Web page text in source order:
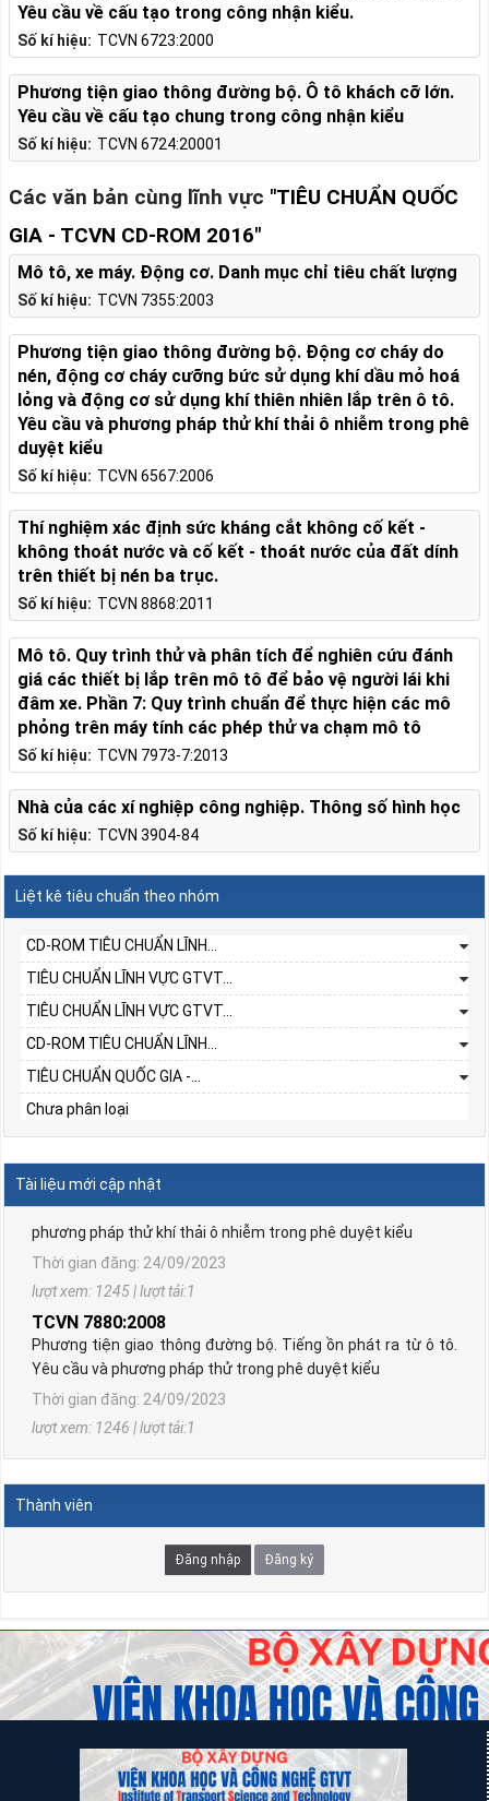
Số kí hiệu: TCVN 6723:2000
Yêu cầu về cấu tạo trong công nhận kiểu.
Số kí hiệu: TCVN 6724:20001
Phương tiện giao thông đường bộ. Ô tô khách cỡ lớn.
Yêu cầu về cấu tạo chung trong công nhận kiểu
Các văn bản cùng lĩnh vực "TIÊU CHUẨN QUỐC
GIA - TCVN CD-ROM 2016"
Số kí hiệu: TCVN 7355:2003
Mô tô, xe máy. Động cơ. Danh mục chỉ tiêu chất lượng
Số kí hiệu: TCVN 6567:2006
Phương tiện giao thông đường bộ. Động cơ cháy do
nén, động cơ cháy cưỡng bức sử dụng khí dầu mỏ hoá
lỏng và động cơ sử dụng khí thiên nhiên lắp trên ô tô.
Yêu cầu và phương pháp thử khí thải ô nhiễm trong phê
duyệt kiểu
Số kí hiệu: TCVN 8868:2011
Thí nghiệm xác định sức kháng cắt không cố kết -
không thoát nước và cố kết - thoát nước của đất dính
trên thiết bị nén ba trục.
Số kí hiệu: TCVN 7973-7:2013
Mô tô. Quy trình thử và phân tích để nghiên cứu đánh
giá các thiết bị lắp trên mô tô để bảo vệ người lái khi
đâm xe. Phần 7: Quy trình chuẩn để thực hiện các mô
phỏng trên máy tính các phép thử va chạm mô tô
Số kí hiệu: TCVN 3904-84
Nhà của các xí nghiệp công nghiệp. Thông số hình học
Liệt kê tiêu chuẩn theo nhóm
CD-ROM TIÊU CHUẨN LĨNH...
TIÊU CHUẨN LĨNH VỰC GTVT...
TIÊU CHUẨN LĨNH VỰC GTVT...
CD-ROM TIÊU CHUẨN LĨNH...
TIÊU CHUẨN QUỐC GIA -...
Chưa phân loại
Tài liệu mới cập nhật
TCVN 6567:2006
Phương tiện giao thông đường bộ. Động cơ cháy do nén,
động cơ cháy cưỡng bức sử dụng khí dầu mỏ hoá lỏng và
động cơ sử dụng khí thiên nhiên lắp trên ô tô. Yêu cầu và
phương pháp thử khí thải ô nhiễm trong phê duyệt kiểu
Thời gian đăng: 24/09/2023
lượt xem: 1245 | lượt tải:1
TCVN 7880:2008
Phương tiện giao thông đường bộ. Tiếng ồn phát ra từ ô tô.
Yêu cầu và phương pháp thử trong phê duyệt kiểu
Thời gian đăng: 24/09/2023
lượt xem: 1246 | lượt tải:1
TCVN 6723:2000
Phương tiện giao thông đường bộ. Ô tô khách cỡ nhỏ. Yêu
cầu về cấu tạo trong công nhận kiểu.
Thời gian đăng: 07/08/2026
lượt xem: 1298 | lượt tải:2
TCVN 6724:20001
Phương tiện giao thông đường bộ. Ô tô khách cỡ lớn. Yêu
Thời gian đăng: 07/08/2026
lượt xem: 1143 | lượt tải:0
TCVN 6565:2006
(khói) từ động cơ cháy do nén. Yêu cầu và phương pháp thử
trong phê duyệt kiểu
Thành viên
Đăng nhập Đăng ký